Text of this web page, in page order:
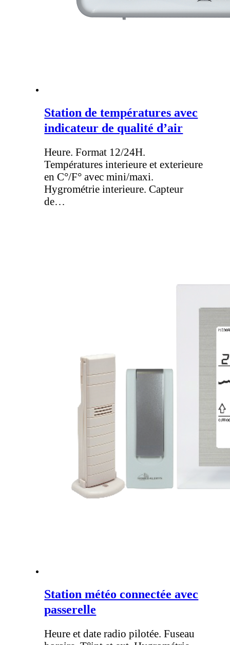
Station de températures avec
indicateur de qualité d’air
Heure. Format 12/24H.
Températures interieure et exterieure
en C°/F° avec mini/maxi.
Hygrométrie interieure. Capteur
de…
Station météo connectée avec
passerelle
Heure et date radio pilotée. Fuseau